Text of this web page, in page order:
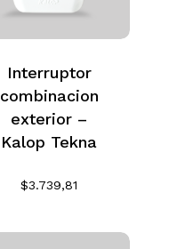
Interruptor
combinacion
exterior –
Kalop Tekna
$3.739,81